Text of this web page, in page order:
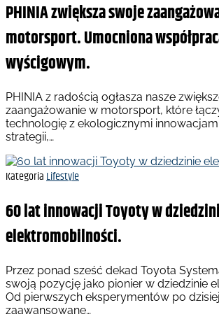
PHINIA zwiększa swoje
motorsport. Umocniona
wyścigowym.
PHINIA z radością ogłasza nasze
zaangażowanie w motorsport, które
technologię z ekologicznymi
strategii,…
KategoriaLifestyle
60 lat innowacji Toyoty w
elektromobilności.
Przez ponad sześć dekad Toyota
swoją pozycję jako pionier w dziedzinie
Od pierwszych eksperymentów po
zaawansowane…